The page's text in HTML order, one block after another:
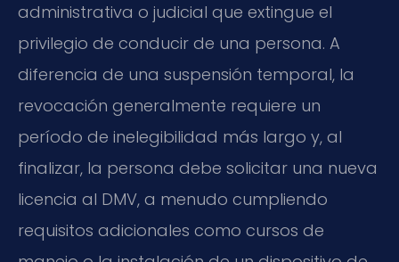
administrativa o judicial que extingue el
privilegio de conducir de una persona. A
diferencia de una suspensión temporal, la
revocación generalmente requiere un
período de inelegibilidad más largo y, al
finalizar, la persona debe solicitar una nueva
licencia al DMV, a menudo cumpliendo
requisitos adicionales como cursos de